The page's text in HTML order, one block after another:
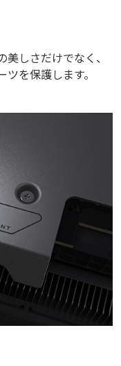
しさだけでなく、
を保護します。